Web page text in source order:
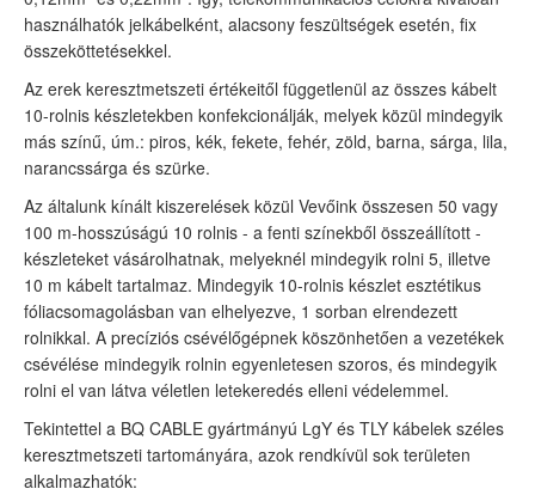
használhatók jelkábelként, alacsony feszültségek esetén, fix
összeköttetésekkel.
Az erek keresztmetszeti értékeitől függetlenül az összes kábelt
10-rolnis készletekben konfekcionálják, melyek közül mindegyik
más színű, úm.: piros, kék, fekete, fehér, zöld, barna, sárga, lila,
narancssárga és szürke.
Az általunk kínált kiszerelések közül Vevőink összesen 50 vagy
100 m-hosszúságú 10 rolnis - a fenti színekből összeállított -
készleteket vásárolhatnak, melyeknél mindegyik rolni 5, illetve
10 m kábelt tartalmaz. Mindegyik 10-rolnis készlet esztétikus
fóliacsomagolásban van elhelyezve, 1 sorban elrendezett
rolnikkal. A precíziós csévélőgépnek köszönhetően a vezetékek
csévélése mindegyik rolnin egyenletesen szoros, és mindegyik
rolni el van látva véletlen letekeredés elleni védelemmel.
Tekintettel a BQ CABLE gyártmányú LgY és TLY kábelek széles
keresztmetszeti tartományára, azok rendkívül sok területen
alkalmazhatók: